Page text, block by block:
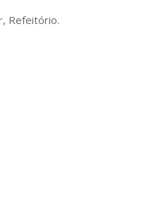
Refeitório.